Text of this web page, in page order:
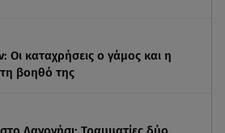
Οι καταχρήσεις ο γάμος και η
βοηθό της